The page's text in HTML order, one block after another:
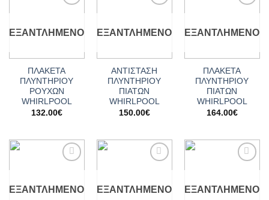
ΕΞΑΝΤΛΗΜΈΝΟ
ΠΛΑΚΕΤΑ
ΠΛΥΝΤΗΡΙΟΥ
ΡΟΥΧΩΝ
WHIRLPOOL
132.00€
ΕΞΑΝΤΛΗΜΈΝΟ
ΑΝΤΙΣΤΑΣΗ
ΠΛΥΝΤΗΡΙΟΥ
ΠΙΑΤΩΝ
WHIRLPOOL
150.00€
ΕΞΑΝΤΛΗΜΈΝΟ
ΠΛΑΚΕΤΑ
ΠΛΥΝΤΗΡΙΟΥ
ΠΙΑΤΩΝ
WHIRLPOOL
164.00€
ΕΞΑΝΤΛΗΜΈΝΟ ΕΞΑΝΤΛΗΜΈΝΟ ΕΞΑΝΤΛΗΜΈΝΟ